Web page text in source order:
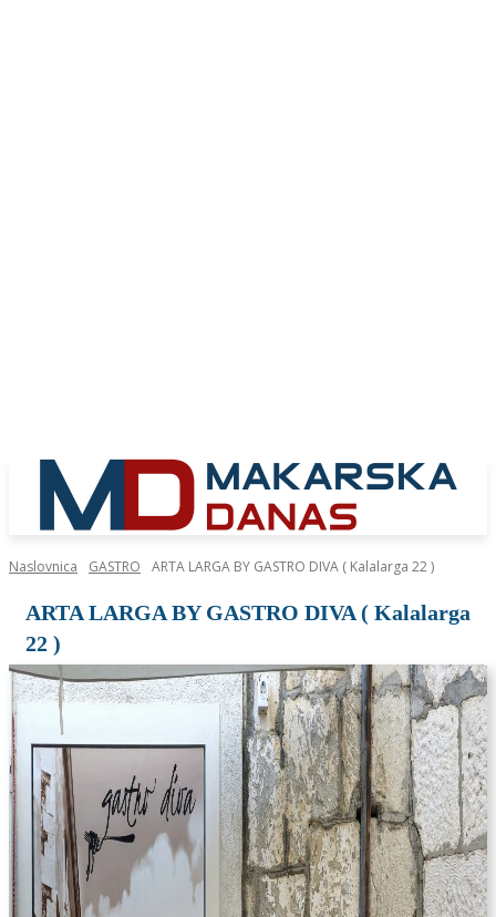
Naslovnica GASTRO ARTA LARGA BY GASTRO DIVA ( Kalalarga 22 )
ARTA LARGA BY GASTRO DIVA ( Kalalarga
22 )